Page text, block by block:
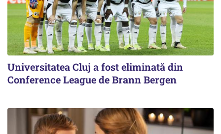
Universitatea Cluj a fost eliminată din
Conference League de Brann Bergen